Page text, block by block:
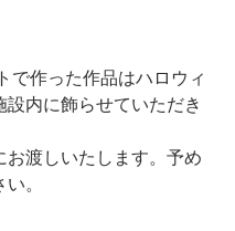
で作った作品はハロウィ
設内に飾らせていただき
お渡しいたします。予め
。